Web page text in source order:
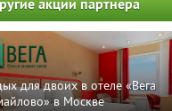
акции партнера
для двоих в отеле «Вега
в Москве